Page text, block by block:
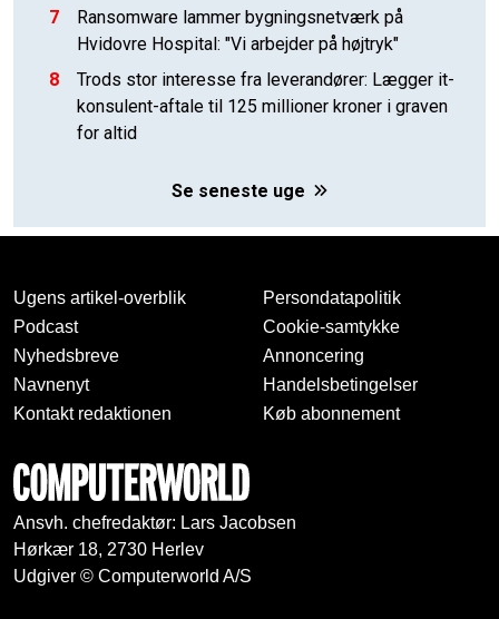
7
Ransomware lammer bygningsnetværk på
Hvidovre Hospital: "Vi arbejder på højtryk"
8
Trods stor interesse fra leverandører: Lægger it-
konsulent-aftale til 125 millioner kroner i graven
for altid
Se seneste uge
Ugens artikel-overblik
Podcast
Nyhedsbreve
Navnenyt
Kontakt redaktionen
Persondatapolitik
Cookie-samtykke
Annoncering
Handelsbetingelser
Køb abonnement
Ansvh. chefredaktør: Lars Jacobsen
Hørkær 18, 2730 Herlev
Udgiver © Computerworld A/S